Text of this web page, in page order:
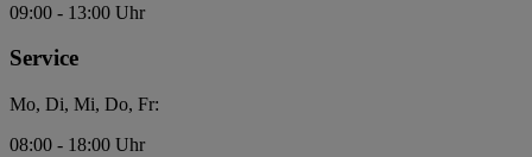
09:00 - 13:00 Uhr
Service
Mo, Di, Mi, Do, Fr:
08:00 - 18:00 Uhr